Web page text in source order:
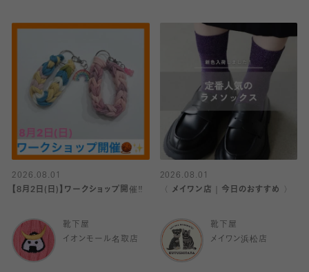
2026.08.01
【8月2日(日)】ワークショップ開催‼️
靴下屋
イオンモール名取店
2026.08.01
〈 メイワン店｜今日のおすすめ 〉
靴下屋
メイワン浜松店